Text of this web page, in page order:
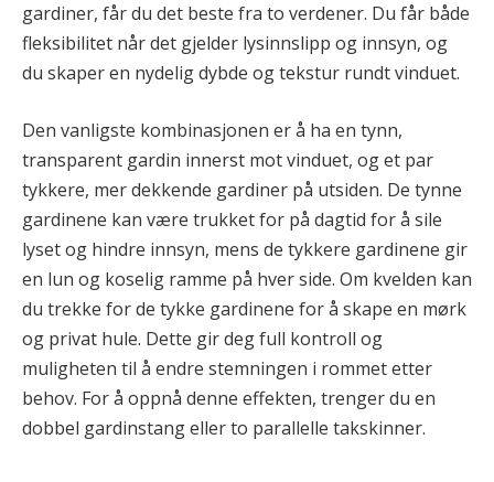
gardiner, får du det beste fra to verdener. Du får både
fleksibilitet når det gjelder lysinnslipp og innsyn, og
du skaper en nydelig dybde og tekstur rundt vinduet.
Den vanligste kombinasjonen er å ha en tynn,
transparent gardin innerst mot vinduet, og et par
tykkere, mer dekkende gardiner på utsiden. De tynne
gardinene kan være trukket for på dagtid for å sile
lyset og hindre innsyn, mens de tykkere gardinene gir
en lun og koselig ramme på hver side. Om kvelden kan
du trekke for de tykke gardinene for å skape en mørk
og privat hule. Dette gir deg full kontroll og
muligheten til å endre stemningen i rommet etter
behov. For å oppnå denne effekten, trenger du en
dobbel gardinstang eller to parallelle takskinner.